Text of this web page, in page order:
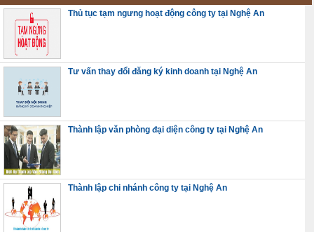
Thủ tục tạm ngưng hoạt động công ty tại Nghệ An
Tư vấn thay đổi đăng ký kinh doanh tại Nghệ An
Thành lập văn phòng đại diện công ty tại Nghệ An
Thành lập chi nhánh công ty tại Nghệ An